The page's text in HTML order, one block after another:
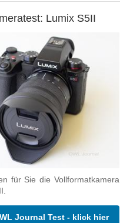
Lumix S5II
für Sie die Vollformatkamera
Journal Test - klick hier